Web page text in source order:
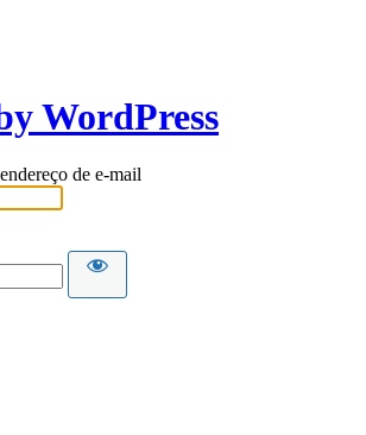
WordPress
de e-mail